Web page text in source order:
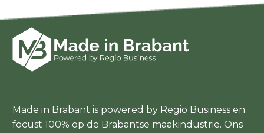
Made in Brabant is powered by Regio Business en
focust 100% op de Brabantse maakindustrie. Ons